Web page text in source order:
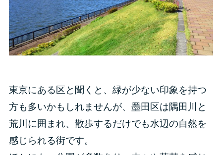
東京にある区と聞くと、緑が少ない印象を持つ
方も多いかもしれませんが、墨田区は隅田川と
荒川に囲まれ、散歩するだけでも水辺の自然を
感じられる街です。